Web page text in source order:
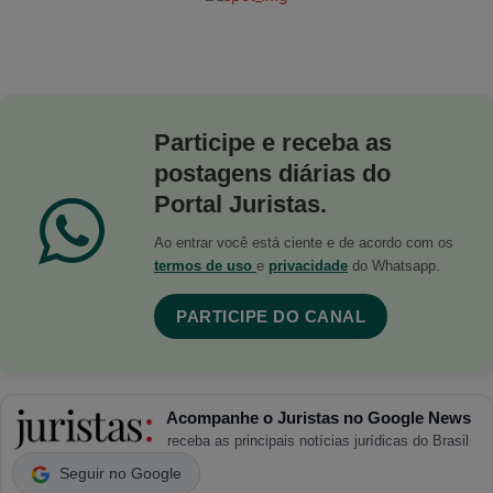
Participe e receba as
postagens diárias do
Portal Juristas.
Ao entrar você está ciente e de acordo com os
termos de uso e privacidade do Whatsapp.
PARTICIPE DO CANAL
Acompanhe o Juristas no Google News
receba as principais notícias jurídicas do Brasil
Seguir no Google